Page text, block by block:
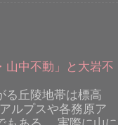
山中不動」と大岩不
る丘陵地帯は標高
ルプスや各務原ア